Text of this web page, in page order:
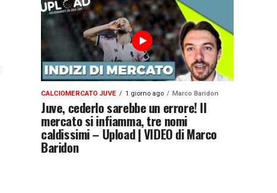
CALCIOMERCATO JUVE 1 giorno ago Marco Baridon
Juve, cederlo sarebbe un errore! Il
mercato si infiamma, tre nomi
caldissimi – Upload | VIDEO di Marco
Baridon